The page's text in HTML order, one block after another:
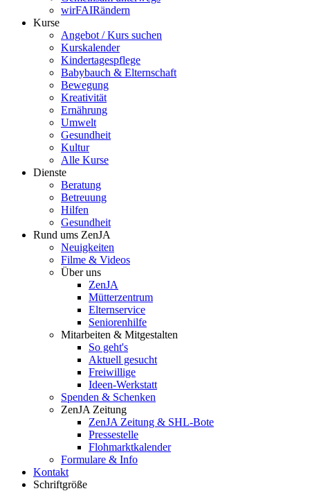
wirFAIRändern
Kurse
Angebot / Kurs suchen
Kurskalender
Kindertagespflege
Babybauch & Elternschaft
Bewegung
Kreativität
Ernährung
Umwelt
Gesundheit
Kultur
Alle Kurse
Dienste
Beratung
Betreuung
Hilfen
Gesundheit
Rund ums ZenJA
Neuigkeiten
Filme & Videos
Über uns
ZenJA
Mütterzentrum
Elternservice
Seniorenhilfe
Mitarbeiten & Mitgestalten
So geht's
Aktuell gesucht
Freiwillige
Ideen-Werkstatt
Spenden & Schenken
ZenJA Zeitung
ZenJA Zeitung & SHL-Bote
Pressestelle
Flohmarktkalender
Formulare & Info
Kontakt
Schriftgröße